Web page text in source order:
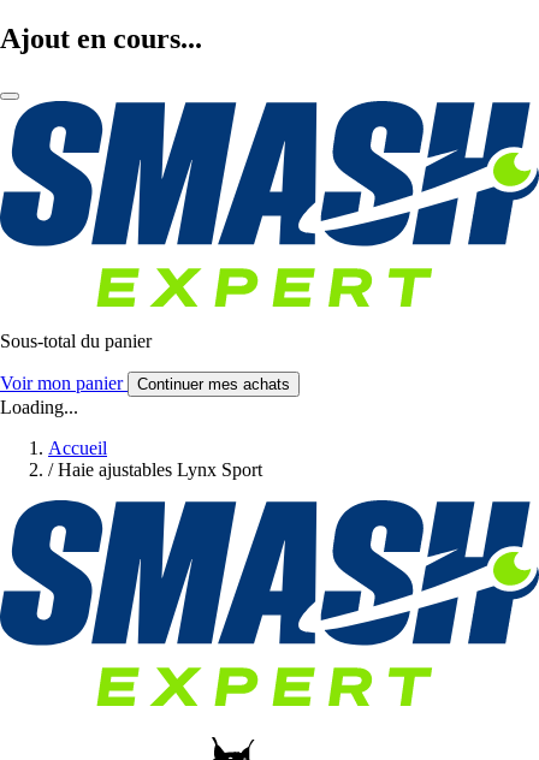
Ajout en cours...
Sous-total du panier
Voir mon panier Continuer mes achats
Loading...
Accueil
/ Haie ajustables Lynx Sport